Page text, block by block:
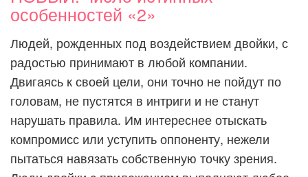
особенностей «2»
Людей, рожденных под воздействием двойки, с
радостью принимают в любой компании.
Двигаясь к своей цели, они точно не пойдут по
головам, не пустятся в интриги и не станут
нарушать правила. Им интереснее отыскать
компромисс или уступить оппоненту, нежели
пытаться навязать собственную точку зрения.